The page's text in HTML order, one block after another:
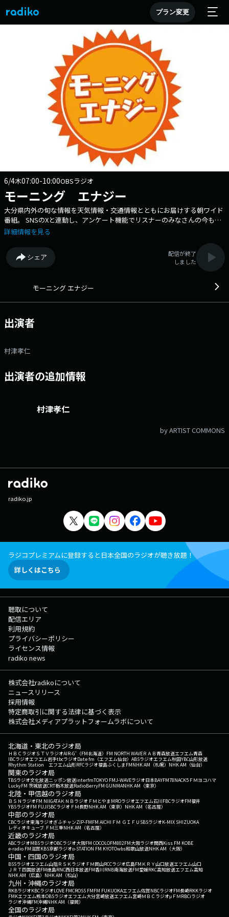
プラン変更
6/4木07:00-10:00OBSラジオ
モーニング エナジー
大分県内外の旬な情報を天気情報・交通情報とともにお届けする朝ワイド
番組。 SNSのXと連動し、アンケート機能でリスナーのみなさんの今も届
けてもらいます。 #asa933をつけてつぶやいてください。
詳細情報を見る
シェア
配信が終了
しました
モーニング エナジー
出演者
村津孝仁
出演者の追加情報
村津孝仁
by ARTIST COMMONS
radiko.jp
ラジコプレミアムに登録すると日本全国のラジオが聴き放題！
詳しくはこちら
聴取について
配信エリア
利用規約
プライバシーポリシー
ライセンス情報
radiko news
株式会社radikoについて
ニュースリリース
採用情報
特定商取引に関する法律に基づく表示
株式会社メディアプラットフォームラボについて
北海道・東北のラジオ局
ＨＢＣラジオＳＴＶラジオAIR-G'（FM北海道） FM NORTH WAVEＲＡＢ青森放送エフエム青森
IBCラジオエフエム岩手tbcラジオDate fm（エフエム仙台） ABSラジオエフエム秋田YBC山形放送
Rhythm Station エフエム山形RFCラジオ福島ふくしまFMNHK AM（札幌） NHK AM（仙台）
関東のラジオ局
TBSラジオ文化放送ニッポン放送interfmTOKYO FMJ-WAVEラジオ日本BAYFM78NACK5 ＦＭヨコハマ
LuckyFM 茨城放送CRT栃木放送RadioBerryFM GUNMANHK AM（東京）
北陸・甲信越のラジオ局
ＢＳＮラジオFM NIIGATAＫＮＢラジオ ＦＭとやまMROラジオエフエム石川FBCラジオFM福井
YBSラジオFM FUJISBCラジオ ＦＭ長野NHK AM（東京） NHK AM（名古屋）
中部のラジオ局
CBCラジオ東海ラジオぎふチャンZIP-FMFM AICHI ＦＭ ＧＩＦＵ SBSラジオK-MIX SHIZUOKA
レディオキューブ ＦＭ三重NHK AM（名古屋）
近畿のラジオ局
ABCラジオMBSラジオOBCラジオ大阪FM COCOLOFM802FM大阪ラジオ関西Kiss FM KOBE
e-radio FM滋賀KBS京都ラジオα-STATION FM KYOTOwbs和歌山放送NHK AM（大阪）
中国・四国のラジオ局
BSSラジオエフエム山陰ＲＳＫラジオ ＦＭ岡山RCCラジオ広島FM ＫＲＹ山口放送エフエム山口
ＪＲＴ四国放送FM徳島RNC西日本放送FM香川RNB南海放送FM愛媛RKC高知放送エフエム高知
NHK AM（広島） NHK AM（松山）
九州・沖縄のラジオ局
RKBラジオKBCラジオLOVE FMCROSS FMFM FUKUOKAエフエム佐賀NBCラジオFM長崎RKKラジオ
FMKエフエム熊本OBSラジオエフエム大分宮崎放送エフエム宮崎ＭＢＣラジオμＦＭRBCiラジオ
ラジオ沖縄FM沖縄NHK AM（福岡）
全国のラジオ局